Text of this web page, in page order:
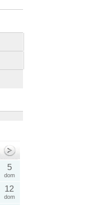
5
dom
12
dom